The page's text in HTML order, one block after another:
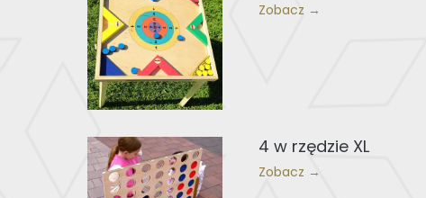
Zobacz →
4 w rzędzie XL
Zobacz →